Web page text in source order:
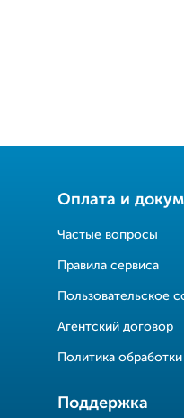
Оплата и
Частые вопросы
Правила сервиса
Пользовательское
Агентский договор
Политика
Поддержка